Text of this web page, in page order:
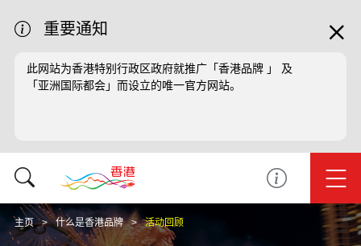
重要通知
此网站为香港特别行政区政府就推广「香港品牌 」 及
「亚洲国际都会」而设立的唯一官方网站。
主页 什么是香港品牌 活动回顾